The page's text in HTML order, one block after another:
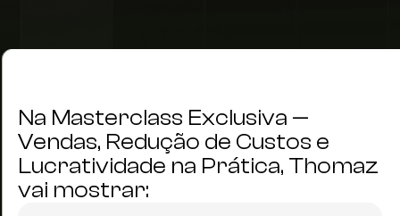
Na Masterclass Exclusiva —
Vendas, Redução de Custos e
Lucratividade na Prática, Thomaz
vai mostrar: